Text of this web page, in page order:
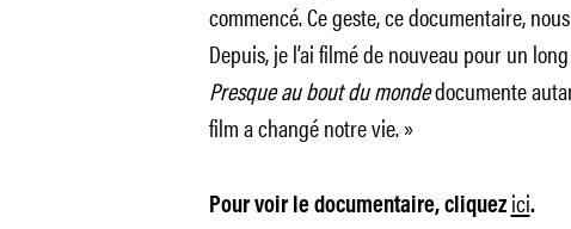
commencé. Ce geste, ce documentaire,
Depuis, je l’ai filmé de nouveau pour un
Presque au bout du mondedocumente
film a changé notre vie. »
Pour voir le documentaire, cliquez ici.